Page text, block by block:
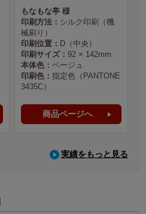
もなもな亭 様
印刷方法： シルク印刷（機
械刷り）
印刷位置： D（中央）
印刷サイズ： 92 × 142mm
本体色： ベージュ
印刷色： 指定色（PANTONE
3435C）
商品ページへ
実績をもっと見る